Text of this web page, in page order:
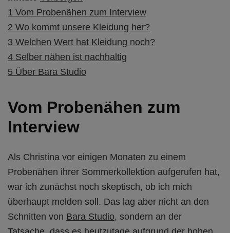
1 Vom Probenähen zum Interview
2 Wo kommt unsere Kleidung her?
3 Welchen Wert hat Kleidung noch?
4 Selber nähen ist nachhaltig
5 Über Bara Studio
Vom Probenähen zum
Interview
Als Christina vor einigen Monaten zu einem
Probenähen ihrer Sommerkollektion aufgerufen hat,
war ich zunächst noch skeptisch, ob ich mich
überhaupt melden soll. Das lag aber nicht an den
Schnitten von Bara Studio, sondern an der